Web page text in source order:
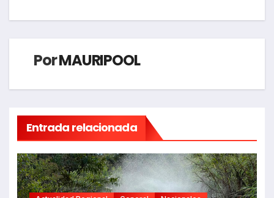
PorMAURIPOOL
Entrada relacionada